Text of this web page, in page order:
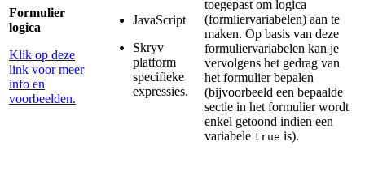
Formulier
logica
Klik op deze
link voor meer
info en
voorbeelden.
JavaScript
Skryv
platform
specifieke
expressies.
toegepast om logica
(formliervariabelen) aan te
maken. Op basis van deze
formuliervariabelen kan je
vervolgens het gedrag van
het formulier bepalen
(bijvoorbeeld een bepaalde
sectie in het formulier wordt
enkel getoond indien een
variabele true is).